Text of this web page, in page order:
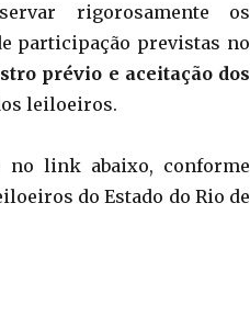
rigorosamente os
participação previstas no
prévio e aceitação dos
leiloeiros.
no link abaixo, conforme
do Estado do Rio de